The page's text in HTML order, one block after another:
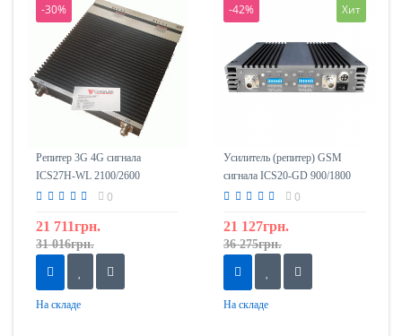
-30%
Репитер 3G 4G сигнала
ICS27H-WL 2100/2600
0
21 711грн.
31 016грн.
На складе
-42% Хит
Усилитель (репитер) GSM
сигнала ICS20-GD 900/1800
0
21 127грн.
36 275грн.
На складе